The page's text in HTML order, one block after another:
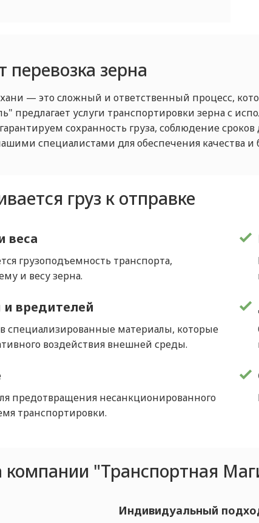
перевозка зерна
— это сложный и ответственный процесс,
предлагает услуги транспортировки зерна с
сохранность груза, соблюдение
специалистами для обеспечения качества и
груз к отправке
веса
грузоподъемность транспорта,
и весу зерна.
вредителей
специализированные материалы, которые
воздействия внешней среды.
предотвращения несанкционированного
транспортировки.
"Транспортная
Индивидуальный